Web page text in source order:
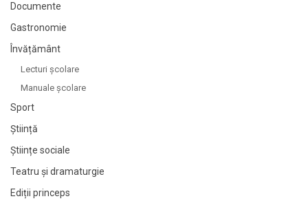
Documente
Gastronomie
Învățământ
Lecturi şcolare
Manuale şcolare
Sport
Știință
Științe sociale
Teatru și dramaturgie
Ediții princeps